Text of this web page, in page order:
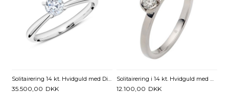
35.500,00 DKK 12.100,00 DKK